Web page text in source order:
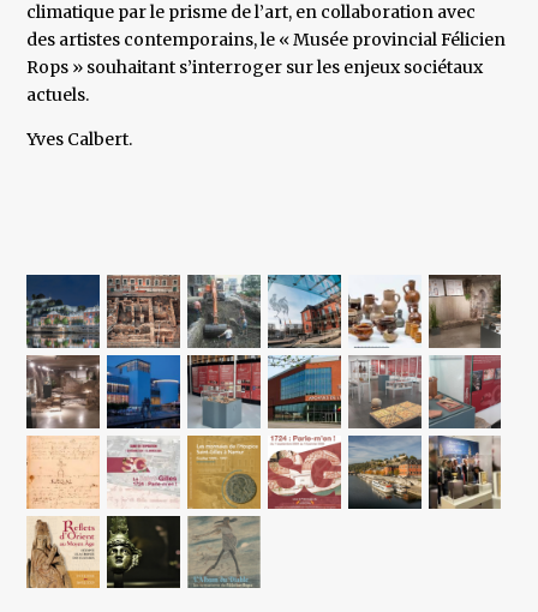
climatique par le prisme de l’art, en collaboration avec
des artistes contemporains, le « Musée provincial Félicien
Rops » souhaitant s’interroger sur les enjeux sociétaux
actuels.
Yves Calbert.